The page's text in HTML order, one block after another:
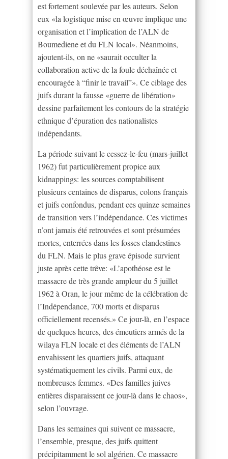
est fortement soulevée par les auteurs. Selon
eux «la logistique mise en œuvre implique une
organisation et l’implication de l’ALN de
Boumediene et du FLN local». Néanmoins,
ajoutent-ils, on ne «saurait occulter la
collaboration active de la foule déchaînée et
encouragée à “finir le travail”». Ce ciblage des
juifs durant la fausse «guerre de libération»
dessine parfaitement les contours de la stratégie
ethnique d’épuration des nationalistes
indépendants.
La période suivant le cessez-le-feu (mars-juillet
1962) fut particulièrement propice aux
kidnappings: les sources comptabilisent
plusieurs centaines de disparus, colons français
et juifs confondus, pendant ces quinze semaines
de transition vers l’indépendance. Ces victimes
n’ont jamais été retrouvées et sont présumées
mortes, enterrées dans les fosses clandestines
du FLN. Mais le plus grave épisode survient
juste après cette trêve: «L’apothéose est le
massacre de très grande ampleur du 5 juillet
1962 à Oran, le jour même de la célébration de
l’Indépendance, 700 morts et disparus
officiellement recensés.» Ce jour-là, en l’espace
de quelques heures, des émeutiers armés de la
wilaya FLN locale et des éléments de l’ALN
envahissent les quartiers juifs, attaquant
systématiquement les civils. Parmi eux, de
nombreuses femmes. «Des familles juives
entières disparaissent ce jour-là dans le chaos»,
selon l’ouvrage.
Dans les semaines qui suivent ce massacre,
l’ensemble, presque, des juifs quittent
précipitamment le sol algérien. Ce massacre